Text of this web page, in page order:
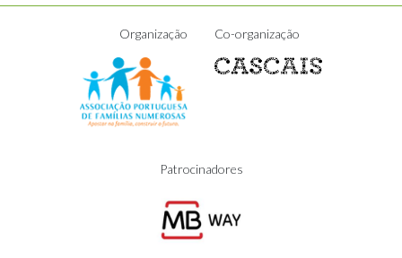
Organização Co-organização
Patrocinadores